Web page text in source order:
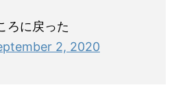
ろに戻った
2, 2020